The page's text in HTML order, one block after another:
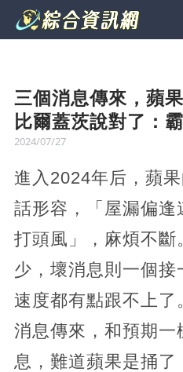
三個消息傳來，蘋
比爾蓋茨說對了：
2024/07/27
進入2024年后，蘋
話形容，「屋漏偏逢
打頭風」，麻煩不斷
少，壞消息則一個接
速度都有點跟不上了
消息傳來，和預期一
息，難道蘋果是捅了